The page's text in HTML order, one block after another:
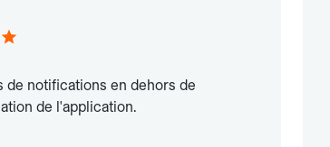
de notifications en dehors de
de l'application.